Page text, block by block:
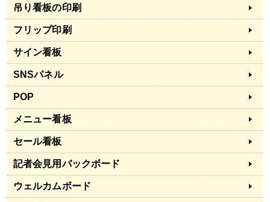
吊り看板の印刷
フリップ印刷
サイン看板
SNSパネル
POP
メニュー看板
セール看板
記者会見用バックボード
ウェルカムボード